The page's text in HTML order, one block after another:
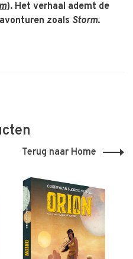
). Het verhaal ademt de
zoals Storm.
Terug naar Home